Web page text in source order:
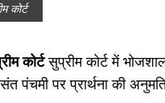
कोर्ट
कोर्टसुप्रीम कोर्ट में
पंचमी पर प्रार्थना की